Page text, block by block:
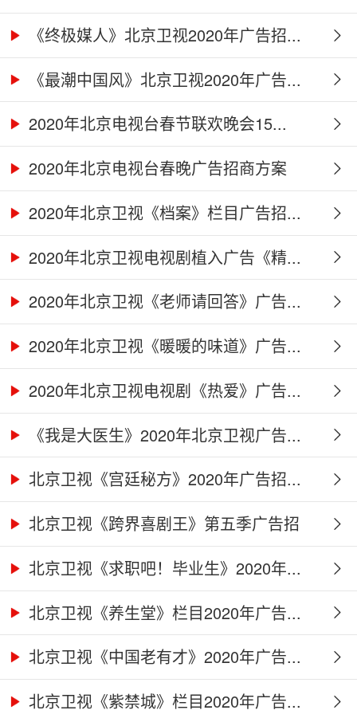
《终极媒人》北京卫视2020年广告招...
《最潮中国风》北京卫视2020年广告...
2020年北京电视台春节联欢晚会15...
2020年北京电视台春晚广告招商方案
2020年北京卫视《档案》栏目广告招...
2020年北京卫视电视剧植入广告《精...
2020年北京卫视《老师请回答》广告...
2020年北京卫视《暖暖的味道》广告...
2020年北京卫视电视剧《热爱》广告...
《我是大医生》2020年北京卫视广告...
北京卫视《宫廷秘方》2020年广告招...
北京卫视《跨界喜剧王》第五季广告招
商...北京卫视《求职吧！毕业生》2020年...
北京卫视《养生堂》栏目2020年广告...
北京卫视《中国老有才》2020年广告...
北京卫视《紫禁城》栏目2020年广告...